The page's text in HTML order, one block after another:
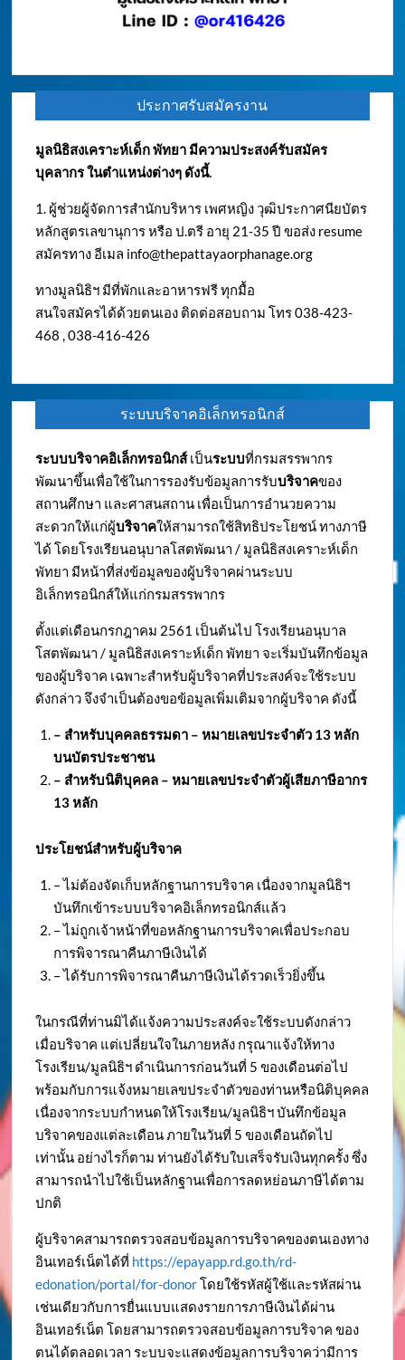
ประกาศรับสมัครงาน
มูลนิธิสงเคราะห์เด็ก พัทยา มีความประสงค์รับสมัคร
บุคลากร ในตำแหน่งต่างๆ ดังนี้.
1. ผู้ช่วยผู้จัดการสำนักบริหาร เพศหญิง วุฒิประกาศนียบัตร
หลักสูตรเลขานุการ หรือ ป.ตรี อายุ 21-35 ปี ขอส่ง resume
สมัครทาง อีเมล info@thepattayaorphanage.org
ทางมูลนิธิฯ มีที่พักและอาหารฟรี ทุกมื้อ
สนใจสมัครได้ด้วยตนเอง ติดต่อสอบถาม โทร 038-423-
468 , 038-416-426
ระบบบริจาคอิเล็กทรอนิกส์
ระบบบริจาคอิเล็กทรอนิกส์เป็นระบบที่กรมสรรพากร
พัฒนาขึ้นเพื่อใช้ในการรองรับข้อมูลการรับบริจาคของ
สถานศึกษา และศาสนสถาน เพื่อเป็นการอำนวยความ
สะดวกให้แก่ผู้บริจาคให้สามารถใช้สิทธิประโยชน์ ทางภาษี
ได้ โดยโรงเรียนอนุบาลโสตพัฒนา / มูลนิธิสงเคราะห์เด็ก
พัทยา มีหน้าที่ส่งข้อมูลของผู้บริจาคผ่านระบบ
อิเล็กทรอนิกส์ให้แก่กรมสรรพากร
ตั้งแต่เดือนกรกฎาคม 2561 เป็นต้นไป โรงเรียนอนุบาล
โสตพัฒนา / มูลนิธิสงเคราะห์เด็ก พัทยา จะเริ่มบันทึกข้อมูล
ของผู้บริจาค เฉพาะสำหรับผู้บริจาคที่ประสงค์จะใช้ระบบ
ดังกล่าว จึงจำเป็นต้องขอข้อมูลเพิ่มเติมจากผู้บริจาค ดังนี้
– สำหรับบุคคลธรรมดา – หมายเลขประจำตัว 13 หลัก
บนบัตรประชาชน
– สำหรับนิติบุคคล – หมายเลขประจำตัวผู้เสียภาษีอากร
13 หลัก
ประโยชน์สำหรับผู้บริจาค
– ไม่ต้องจัดเก็บหลักฐานการบริจาค เนื่องจากมูลนิธิฯ
บันทึกเข้าระบบบริจาคอิเล็กทรอนิกส์แล้ว
– ไม่ถูกเจ้าหน้าที่ขอหลักฐานการบริจาคเพื่อประกอบ
การพิจารณาคืนภาษีเงินได้
– ได้รับการพิจารณาคืนภาษีเงินได้รวดเร็วยิ่งขึ้น
ในกรณีที่ท่านมิได้แจ้งความประสงค์จะใช้ระบบดังกล่าว
เมื่อบริจาค แต่เปลี่ยนใจในภายหลัง กรุณาแจ้งให้ทาง
โรงเรียน/มูลนิธิฯ ดำเนินการก่อนวันที่ 5 ของเดือนต่อไป
พร้อมกับการแจ้งหมายเลขประจำตัวของท่านหรือนิติบุคคล
เนื่องจากระบบกำหนดให้โรงเรียน/มูลนิธิฯ บันทึกข้อมูล
บริจาคของแต่ละเดือน ภายในวันที่ 5 ของเดือนถัดไป
เท่านั้น อย่างไรก็ตาม ท่านยังได้รับใบเสร็จรับเงินทุกครั้ง ซึ่ง
สามารถนำไปใช้เป็นหลักฐานเพื่อการลดหย่อนภาษีได้ตาม
ปกติ
ผู้บริจาคสามารถตรวจสอบข้อมูลการบริจาคของตนเองทาง
อินเทอร์เน็ตได้ที่ https://epayapp.rd.go.th/rd-
edonation/portal/for-donorโดยใช้รหัสผู้ใช้และรหัสผ่าน
เช่นเดียวกับการยื่นแบบแสดงรายการภาษีเงินได้ผ่าน
อินเทอร์เน็ต โดยสามารถตรวจสอบข้อมูลการบริจาค ของ
ตนได้ตลอดเวลา ระบบจะแสดงข้อมูลการบริจาคว่ามีการ